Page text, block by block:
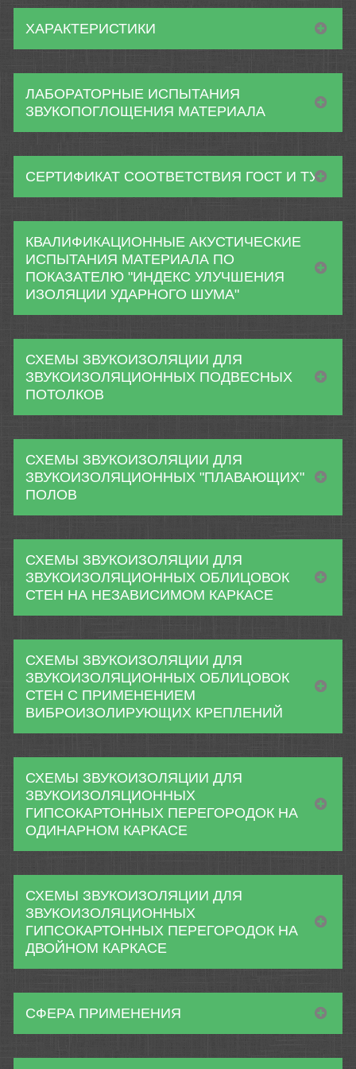
ХАРАКТЕРИСТИКИ
ЛАБОРАТОРНЫЕ ИСПЫТАНИЯ
ЗВУКОПОГЛОЩЕНИЯ МАТЕРИАЛА
СЕРТИФИКАТ СООТВЕТСТВИЯ ГОСТ И ТУ
КВАЛИФИКАЦИОННЫЕ АКУСТИЧЕСКИЕ
ИСПЫТАНИЯ МАТЕРИАЛА ПО
ПОКАЗАТЕЛЮ "ИНДЕКС УЛУЧШЕНИЯ
ИЗОЛЯЦИИ УДАРНОГО ШУМА"
СХЕМЫ ЗВУКОИЗОЛЯЦИИ ДЛЯ
ЗВУКОИЗОЛЯЦИОННЫХ ПОДВЕСНЫХ
ПОТОЛКОВ
СХЕМЫ ЗВУКОИЗОЛЯЦИИ ДЛЯ
ЗВУКОИЗОЛЯЦИОННЫХ "ПЛАВАЮЩИХ"
ПОЛОВ
СХЕМЫ ЗВУКОИЗОЛЯЦИИ ДЛЯ
ЗВУКОИЗОЛЯЦИОННЫХ ОБЛИЦОВОК
СТЕН НА НЕЗАВИСИМОМ КАРКАСЕ
СХЕМЫ ЗВУКОИЗОЛЯЦИИ ДЛЯ
ЗВУКОИЗОЛЯЦИОННЫХ ОБЛИЦОВОК
СТЕН С ПРИМЕНЕНИЕМ
ВИБРОИЗОЛИРУЮЩИХ КРЕПЛЕНИЙ
СХЕМЫ ЗВУКОИЗОЛЯЦИИ ДЛЯ
ЗВУКОИЗОЛЯЦИОННЫХ
ГИПСОКАРТОННЫХ ПЕРЕГОРОДОК НА
ОДИНАРНОМ КАРКАСЕ
СХЕМЫ ЗВУКОИЗОЛЯЦИИ ДЛЯ
ЗВУКОИЗОЛЯЦИОННЫХ
ГИПСОКАРТОННЫХ ПЕРЕГОРОДОК НА
ДВОЙНОМ КАРКАСЕ
СФЕРА ПРИМЕНЕНИЯ